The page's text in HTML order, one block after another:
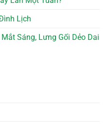
Lịch
Sáng, Lưng Gối Dẻo Dai